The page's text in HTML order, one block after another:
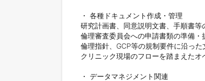
・ 各種ドキュメント作成・管理
研究計画書、同意説明文書、手順書等
倫理審査委員会への申請書類の準備・
倫理指針、GCP等の規制要件に沿っ
クリニック現場のフローを踏まえたオ
・ データマネジメント関連